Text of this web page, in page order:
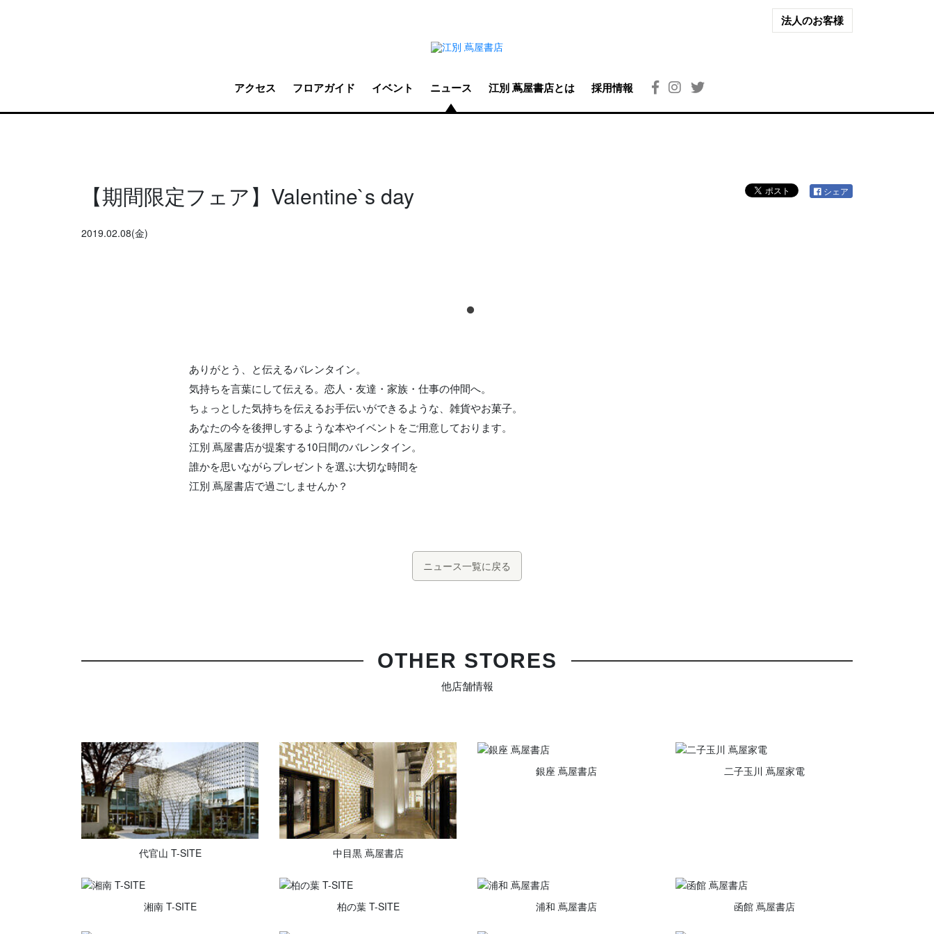
法人のお客様
アクセス フロアガイド イベント ニュース 江別 蔦屋書店とは 採用情報
【期間限定フェア】Valentine`s day
2019.02.08(金)
シェア
ありがとう、と伝えるバレンタイン。
気持ちを言葉にして伝える。恋人・友達・家族・仕事の仲間へ。
ちょっとした気持ちを伝えるお手伝いができるような、雑貨やお菓子。
あなたの今を後押しするような本やイベントをご用意しております。
江別 蔦屋書店が提案する10日間のバレンタイン。
誰かを思いながらプレゼントを選ぶ大切な時間を
江別 蔦屋書店で過ごしませんか？
ニュース一覧に戻る
OTHER STORES
他店舗情報
代官山 T-SITE 中目黒 蔦屋書店
銀座 蔦屋書店 二子玉川 蔦屋家電
湘南 T-SITE 柏の葉 T-SITE 浦和 蔦屋書店 函館 蔦屋書店